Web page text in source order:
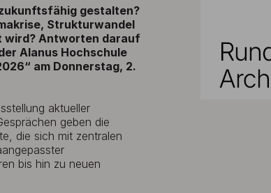
gestalten?
Strukturwandel
wird? Antworten darauf
Alanus Hochschule
am Donnerstag, 2.
aktueller
geben die
die sich mit zentralen
bis hin zu neuen